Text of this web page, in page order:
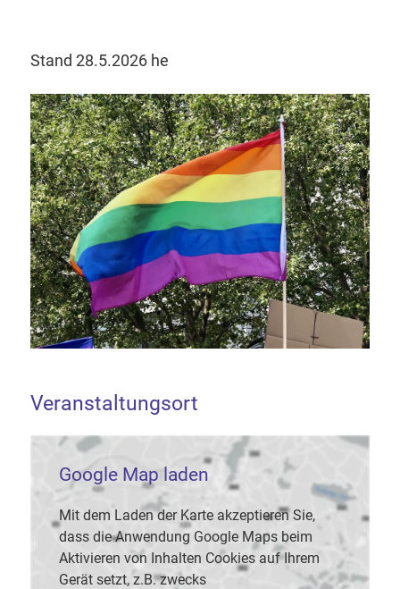
Stand 28.5.2026 he
Veranstaltungsort
Google Map laden
Mit dem Laden der Karte akzeptieren Sie,
dass die Anwendung Google Maps beim
Aktivieren von Inhalten Cookies auf Ihrem
Gerät setzt, z.B. zwecks